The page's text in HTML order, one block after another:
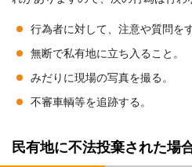
行為者に対して、注意や質問を
無断で私有地に立ち入ること。
みだりに現場の写真を撮る。
不審車輌等を追跡する。
民有地に不法投棄された場